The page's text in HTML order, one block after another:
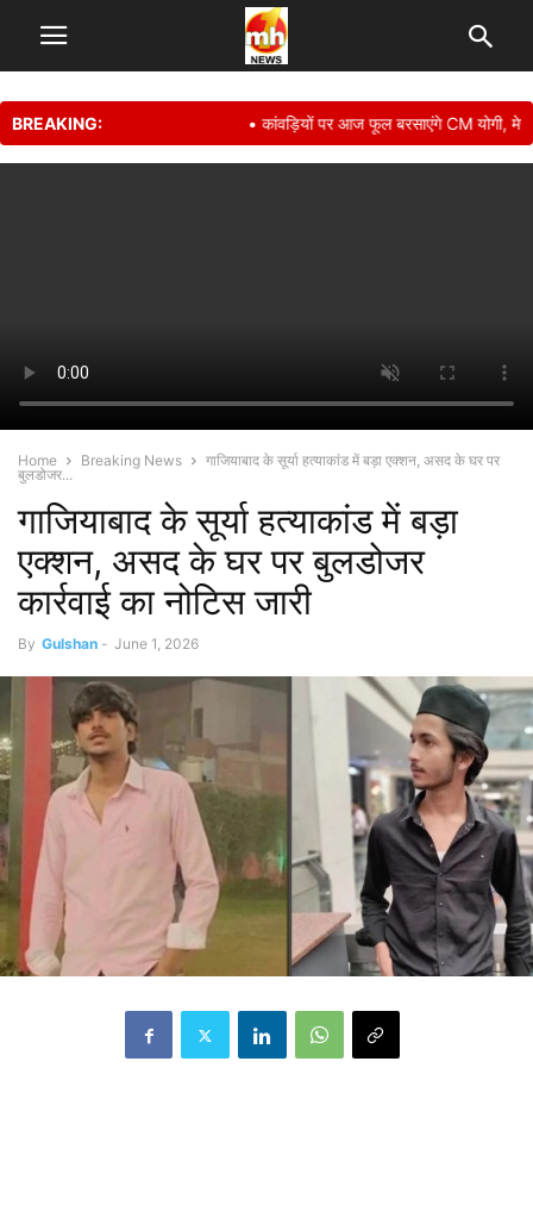
BREAKING: • कांवड़ियों पर आज फूल बरसाएंगे CM योगी, मेरठ
Home Breaking News
गाजियाबाद के सूर्या हत्याकांड में बड़ा एक्शन, असद के घर पर
बुलडोजर...
गाजियाबाद के सूर्या हत्याकांड में बड़ा
एक्शन, असद के घर पर बुलडोजर
कार्रवाई का नोटिस जारी
By Gulshan - June 1, 2026